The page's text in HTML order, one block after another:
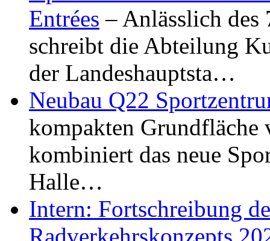
Entrées – Anlässlich
schreibt die Abteilung
der Landeshauptsta…
Neubau Q22
kompakten Grundfläche
kombiniert das neue
Halle…
Intern: Fortschreibung
Radverkehrskonzepts